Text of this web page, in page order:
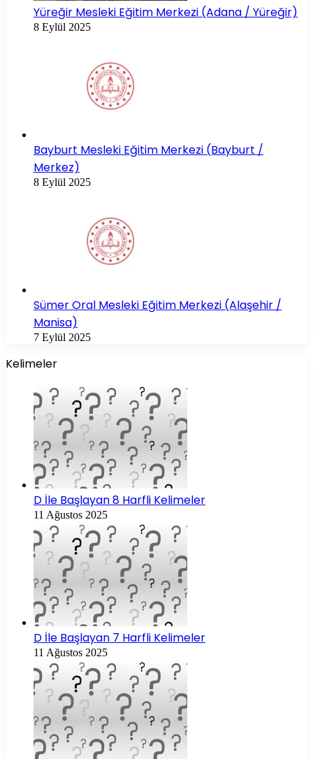
Yüreğir Mesleki Eğitim Merkezi (Adana / Yüreğir)
8 Eylül 2025
Bayburt Mesleki Eğitim Merkezi (Bayburt /
Merkez)
8 Eylül 2025
Sümer Oral Mesleki Eğitim Merkezi (Alaşehir /
Manisa)
7 Eylül 2025
Kelimeler
D İle Başlayan 8 Harfli Kelimeler
11 Ağustos 2025
D İle Başlayan 7 Harfli Kelimeler
11 Ağustos 2025